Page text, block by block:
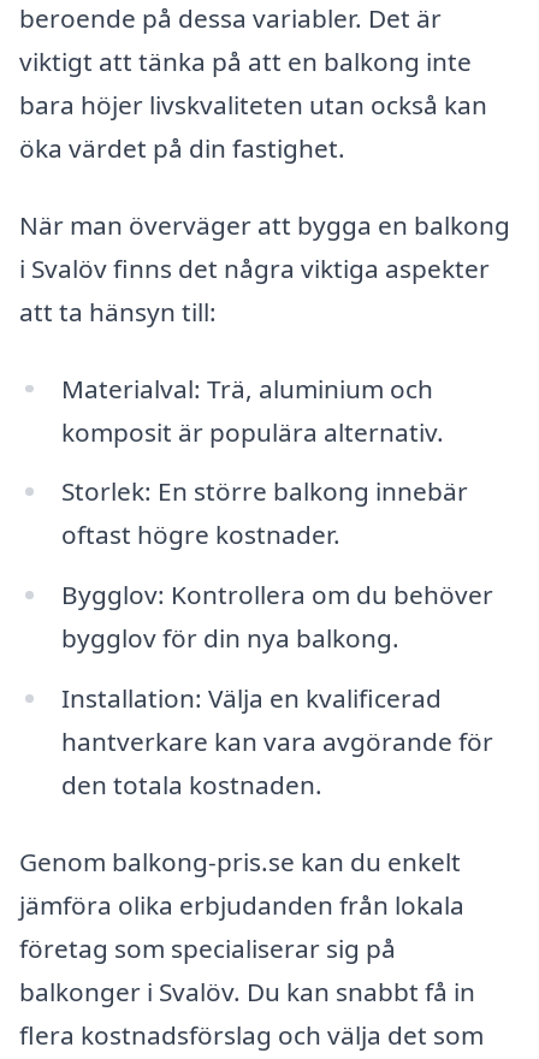
beroende på dessa variabler. Det är
viktigt att tänka på att en balkong inte
bara höjer livskvaliteten utan också kan
öka värdet på din fastighet.
När man överväger att bygga en balkong
i Svalöv finns det några viktiga aspekter
att ta hänsyn till:
Materialval: Trä, aluminium och
komposit är populära alternativ.
Storlek: En större balkong innebär
oftast högre kostnader.
Bygglov: Kontrollera om du behöver
bygglov för din nya balkong.
Installation: Välja en kvalificerad
hantverkare kan vara avgörande för
den totala kostnaden.
Genom balkong-pris.se kan du enkelt
jämföra olika erbjudanden från lokala
företag som specialiserar sig på
balkonger i Svalöv. Du kan snabbt få in
flera kostnadsförslag och välja det som